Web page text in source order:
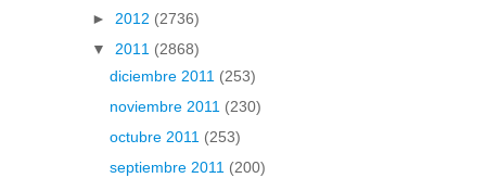
► 2012 (2736)
▼ 2011 (2868)
diciembre 2011 (253)
noviembre 2011 (230)
octubre 2011 (253)
septiembre 2011 (200)